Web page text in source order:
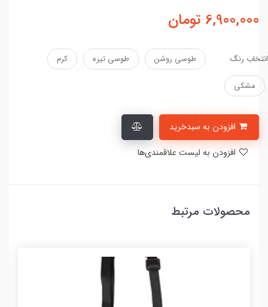
6,900,000 تومان
انتخاب رنگ: طوسی روشن طوسی تیره کرم
مشکی
محصولات مرتبط